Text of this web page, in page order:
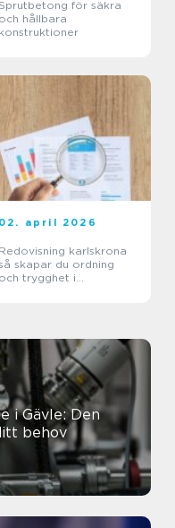
Sprutbetong för säkra
och hållbara
konstruktioner
02. april 2026
Redovisning karlskrona
skapar du ordning
och trygghet i
i Gävle: Den
behov